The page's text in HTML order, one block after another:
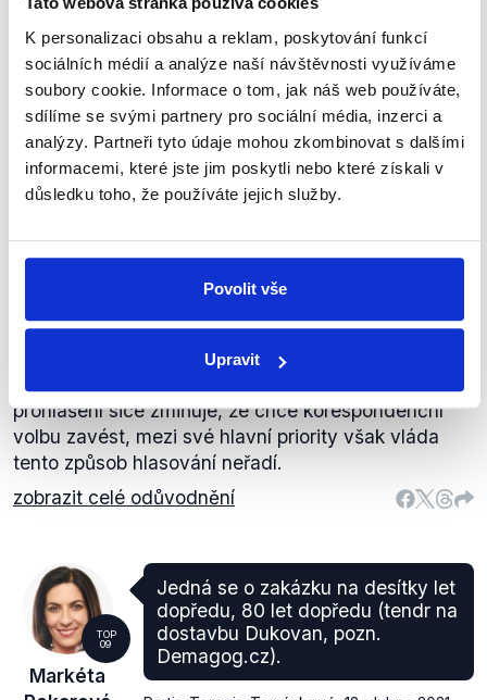
K personalizaci obsahu a reklam, poskytování funkcí
sociálních médií a analýze naší návštěvnosti využíváme
soubory cookie. Informace o tom, jak náš web používáte,
sdílíme se svými partnery pro sociální média, inzerci a
analýzy. Partneři tyto údaje mohou zkombinovat s dalšími
informacemi, které jste jim poskytli nebo které získali v
důsledku toho, že používáte jejich služby.
Povolit vše
Upravit
zobrazit celé odůvodnění
TOP
Markéta
Pekarová
Vláda si napíše do programového
prohlášení, že jsou pro ni
korespondenční volby prioritou.
Politologický klub FSV UK,6. května 2021
Kabinet hnutí ANO a ČSSD v programovém
prohlášení sice zmiňuje, že chce korespondenční
volbu zavést, mezi své hlavní priority však vláda
tento způsob hlasování neřadí.
zobrazit celé odůvodnění
TOP
09
Markéta
Jedná se o zakázku na desítky let
dopředu, 80 let dopředu (tendr na
dostavbu Dukovan, pozn.
Demagog.cz).